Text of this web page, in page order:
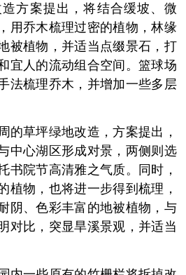
方案提出，将结合缓坡、微
用乔木梳理过密的植物，林缘
被植物，并适当点缀景石，打
宜人的流动组合空间。篮球场
法梳理乔木，并增加一些多层
草坪绿地改造，方案提出，
中心湖区形成对景，两侧则选
书院节高清雅之气质。同时，
植物，也将进一步得到梳理，
阴、色彩丰富的地被植物，与
对比，突显旱溪景观，并适当